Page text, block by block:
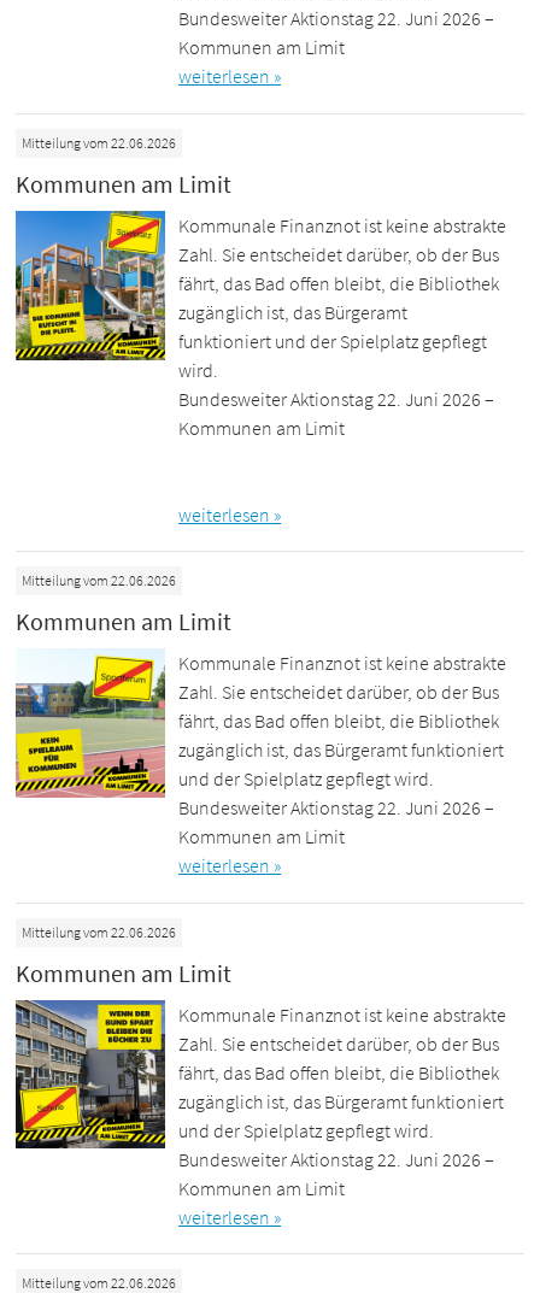
Bundesweiter Aktionstag 22. Juni 2026 –
Kommunen am Limit
weiterlesen »
Mitteilung vom 22.06.2026
Kommunen am Limit
Kommunale Finanznot ist keine abstrakte
Zahl. Sie entscheidet darüber, ob der Bus
fährt, das Bad offen bleibt, die Bibliothek
zugänglich ist, das Bürgeramt
funktioniert und der Spielplatz gepflegt
wird.
Bundesweiter Aktionstag 22. Juni 2026 –
Kommunen am Limit
weiterlesen »
Mitteilung vom 22.06.2026
Kommunen am Limit
Kommunale Finanznot ist keine abstrakte
Zahl. Sie entscheidet darüber, ob der Bus
fährt, das Bad offen bleibt, die Bibliothek
zugänglich ist, das Bürgeramt funktioniert
und der Spielplatz gepflegt wird.
Bundesweiter Aktionstag 22. Juni 2026 –
Kommunen am Limit
weiterlesen »
Mitteilung vom 22.06.2026
Kommunen am Limit
Kommunale Finanznot ist keine abstrakte
Zahl. Sie entscheidet darüber, ob der Bus
fährt, das Bad offen bleibt, die Bibliothek
zugänglich ist, das Bürgeramt funktioniert
und der Spielplatz gepflegt wird.
Bundesweiter Aktionstag 22. Juni 2026 –
Kommunen am Limit
weiterlesen »
Mitteilung vom 22.06.2026